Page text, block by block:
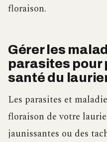
floraison.
Gérer les
parasites pour
santé du
Les parasites et
floraison de votre
jaunissantes ou des